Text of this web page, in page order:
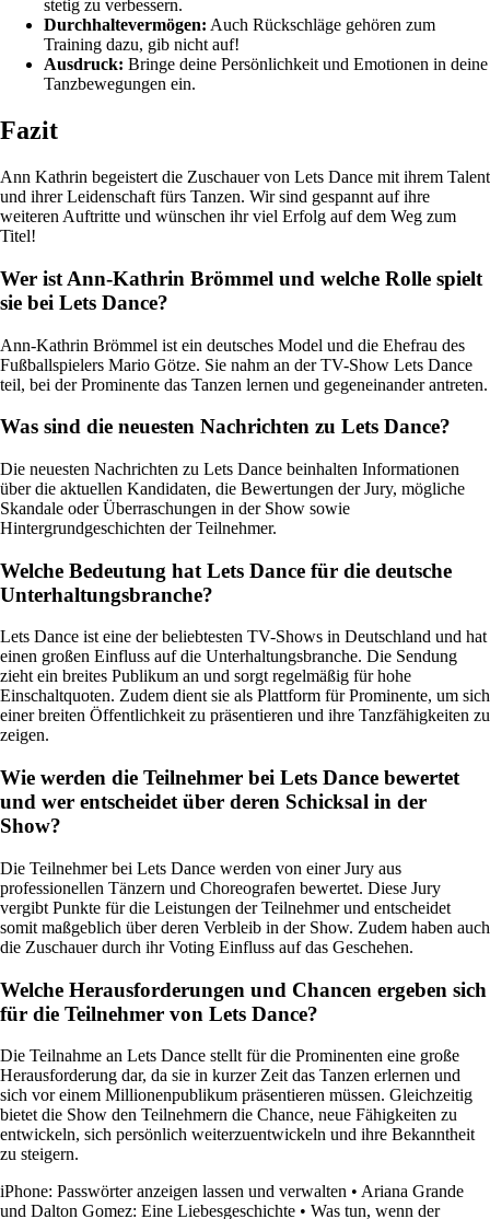
stetig zu verbessern.
Durchhaltevermögen: Auch Rückschläge gehören zum
Training dazu, gib nicht auf!
Ausdruck: Bringe deine Persönlichkeit und Emotionen in deine
Tanzbewegungen ein.
Fazit
Ann Kathrin begeistert die Zuschauer von Lets Dance mit ihrem Talent
und ihrer Leidenschaft fürs Tanzen. Wir sind gespannt auf ihre
weiteren Auftritte und wünschen ihr viel Erfolg auf dem Weg zum
Titel!
Wer ist Ann-Kathrin Brömmel und welche Rolle spielt
sie bei Lets Dance?
Ann-Kathrin Brömmel ist ein deutsches Model und die Ehefrau des
Fußballspielers Mario Götze. Sie nahm an der TV-Show Lets Dance
teil, bei der Prominente das Tanzen lernen und gegeneinander antreten.
Was sind die neuesten Nachrichten zu Lets Dance?
Die neuesten Nachrichten zu Lets Dance beinhalten Informationen
über die aktuellen Kandidaten, die Bewertungen der Jury, mögliche
Skandale oder Überraschungen in der Show sowie
Hintergrundgeschichten der Teilnehmer.
Welche Bedeutung hat Lets Dance für die deutsche
Unterhaltungsbranche?
Lets Dance ist eine der beliebtesten TV-Shows in Deutschland und hat
einen großen Einfluss auf die Unterhaltungsbranche. Die Sendung
zieht ein breites Publikum an und sorgt regelmäßig für hohe
Einschaltquoten. Zudem dient sie als Plattform für Prominente, um sich
einer breiten Öffentlichkeit zu präsentieren und ihre Tanzfähigkeiten zu
zeigen.
Wie werden die Teilnehmer bei Lets Dance bewertet
und wer entscheidet über deren Schicksal in der
Show?
Die Teilnehmer bei Lets Dance werden von einer Jury aus
professionellen Tänzern und Choreografen bewertet. Diese Jury
vergibt Punkte für die Leistungen der Teilnehmer und entscheidet
somit maßgeblich über deren Verbleib in der Show. Zudem haben auch
die Zuschauer durch ihr Voting Einfluss auf das Geschehen.
Welche Herausforderungen und Chancen ergeben sich
für die Teilnehmer von Lets Dance?
Die Teilnahme an Lets Dance stellt für die Prominenten eine große
Herausforderung dar, da sie in kurzer Zeit das Tanzen erlernen und
sich vor einem Millionenpublikum präsentieren müssen. Gleichzeitig
bietet die Show den Teilnehmern die Chance, neue Fähigkeiten zu
entwickeln, sich persönlich weiterzuentwickeln und ihre Bekanntheit
zu steigern.
iPhone: Passwörter anzeigen lassen und verwalten • Ariana Grande
und Dalton Gomez: Eine Liebesgeschichte • Was tun, wenn der